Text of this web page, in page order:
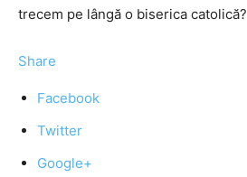
trecem pe lângă o biserica catolică?
Share
Facebook
Twitter
Google+